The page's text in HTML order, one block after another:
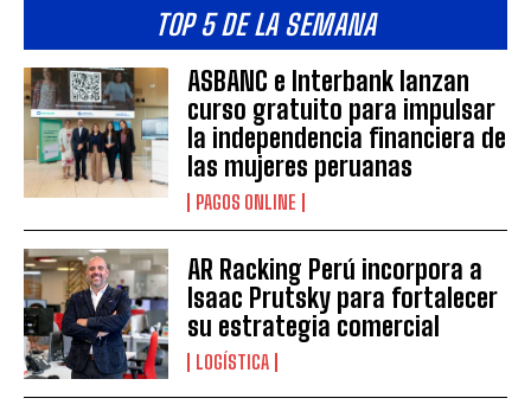
TOP 5 DE LA SEMANA
ASBANC e Interbank lanzan
curso gratuito para impulsar
la independencia financiera de
las mujeres peruanas
PAGOS ONLINE
AR Racking Perú incorpora a
Isaac Prutsky para fortalecer
su estrategia comercial
LOGÍSTICA